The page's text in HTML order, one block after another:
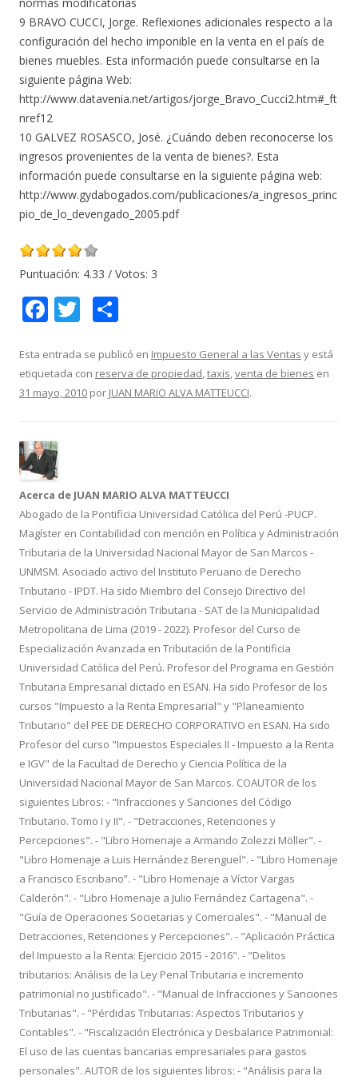
9 BRAVO CUCCI, Jorge. Reflexiones adicionales respecto a la
configuración del hecho imponible en la venta en el país de
bienes muebles. Esta información puede consultarse en la
siguiente página Web:
http://www.datavenia.net/artigos/jorge_Bravo_Cucci2.htm#_ft
nref12
10 GALVEZ ROSASCO, José. ¿Cuándo deben reconocerse los
ingresos provenientes de la venta de bienes?. Esta
información puede consultarse en la siguiente página web:
http://www.gydabogados.com/publicaciones/a_ingresos_princ
pio_de_lo_devengado_2005.pdf
Puntuación: 4.33 / Votos: 3
F
e
b
o
k
T
itt
er
m
p
Esta entrada se publicó en Impuesto General a las Ventas y está
etiquetada con reserva de propiedad,taxis,venta de bienes en
31 mayo, 2010 por JUAN MARIO ALVA MATTEUCCI.
Acerca de JUAN MARIO ALVA MATTEUCCI
Abogado de la Pontificia Universidad Católica del Perú -PUCP.
Magíster en Contabilidad con mención en Política y Administración
Tributaria de la Universidad Nacional Mayor de San Marcos -
UNMSM. Asociado activo del Instituto Peruano de Derecho
Tributario - IPDT. Ha sido Miembro del Consejo Directivo del
Servicio de Administración Tributaria - SAT de la Municipalidad
Metropolitana de Lima (2019 - 2022). Profesor del Curso de
Especialización Avanzada en Tributación de la Pontificia
Universidad Católica del Perú. Profesor del Programa en Gestión
Tributaria Empresarial dictado en ESAN. Ha sido Profesor de los
cursos "Impuesto a la Renta Empresarial" y "Planeamiento
Tributario" del PEE DE DERECHO CORPORATIVO en ESAN. Ha sido
Profesor del curso "Impuestos Especiales II - Impuesto a la Renta
e IGV" de la Facultad de Derecho y Ciencia Política de la
Universidad Nacional Mayor de San Marcos. COAUTOR de los
siguientes Libros: - "Infracciones y Sanciones del Código
Tributario. Tomo I y II". - "Detracciones, Retenciones y
Percepciones". - "Libro Homenaje a Armando Zolezzi Möller". -
"Libro Homenaje a Luis Hernández Berenguel". - "Libro Homenaje
a Francisco Escribano”. - "Libro Homenaje a Víctor Vargas
Calderón". - "Libro Homenaje a Julio Fernández Cartagena". -
"Guía de Operaciones Societarias y Comerciales". - "Manual de
Detracciones, Retenciones y Percepciones". - "Aplicación Práctica
del Impuesto a la Renta: Ejercicio 2015 - 2016". - "Delitos
tributarios: Análisis de la Ley Penal Tributaria e incremento
patrimonial no justificado". - "Manual de Infracciones y Sanciones
Tributarias". - "Pérdidas Tributarias: Aspectos Tributarios y
Contables". - "Fiscalización Electrónica y Desbalance Patrimonial:
El uso de las cuentas bancarias empresariales para gastos
personales". AUTOR de los siguientes libros: - "Análisis para la